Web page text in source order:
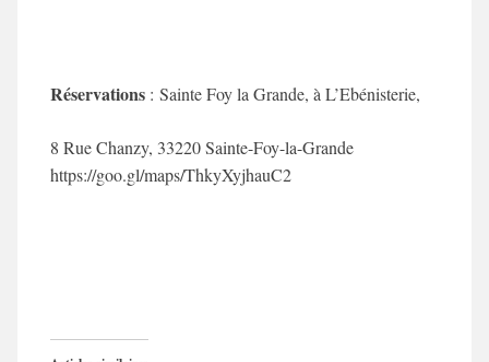
Réservations: Sainte Foy la Grande, à L’Ebénisterie,
8 Rue Chanzy, 33220 Sainte-Foy-la-Grande
https://goo.gl/maps/ThkyXyjhauC2